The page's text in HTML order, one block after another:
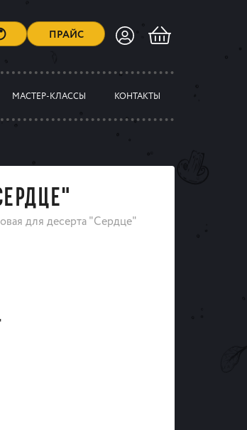
ПРАЙС
МАСТЕР-КЛАССЫ КОНТАКТЫ
для десерта "Сердце"